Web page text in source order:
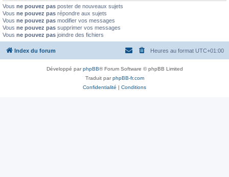
Vous ne pouvez pas poster de nouveaux sujets
Vous ne pouvez pas répondre aux sujets
Vous ne pouvez pas modifier vos messages
Vous ne pouvez pas supprimer vos messages
Vous ne pouvez pas joindre des fichiers
Index du forum Heures au format UTC+01:00
Développé parphpBB® Forum Software © phpBB Limited
Traduit parphpBB-fr.com
Confidentialité | Conditions